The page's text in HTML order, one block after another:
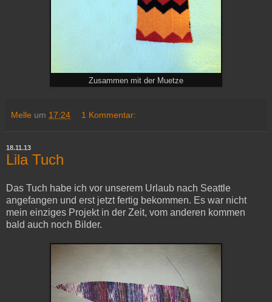
Zusammen mit der Muetze
Melle um 17:24 1 Kommentar:
18.11.13
Lila Tuch
Das Tuch habe ich vor unserem Urlaub nach Seattle
angefangen und erst jetzt fertig bekommen. Es war nicht
mein einziges Projekt in der Zeit, vom anderen kommen
bald auch noch Bilder.